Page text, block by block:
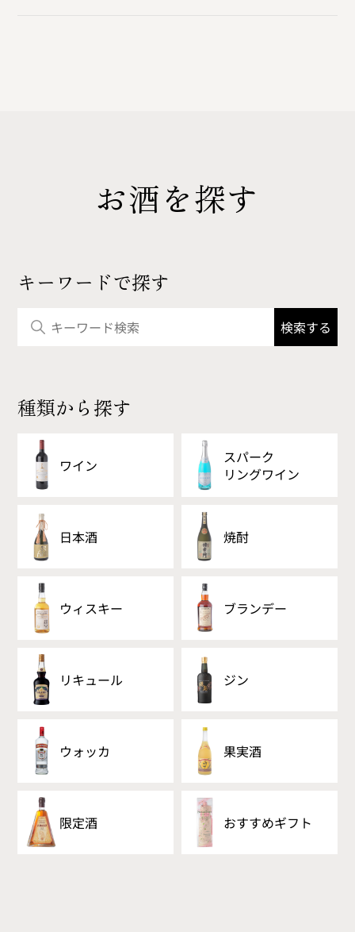
お酒を探す
キーワードで探す
種類から探す
ワイン
スパーク
リングワイン
日本酒 焼酎
ウィスキー ブランデー
リキュール ジン
ウォッカ 果実酒
限定酒 おすすめギフト